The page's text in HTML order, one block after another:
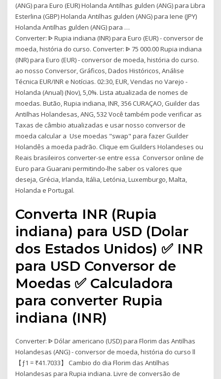
(ANG) para Euro (EUR) Holanda Antilhas gulden (ANG) para Libra
Esterlina (GBP) Holanda Antilhas gulden (ANG) para Iene (JPY)
Holanda Antilhas gulden (ANG) para …
Converter: ᐈ Rupia indiana (INR) para Euro (EUR) - conversor de
moeda, história do curso. Converter: ᐈ 75 000.00 Rupia indiana
(INR) para Euro (EUR) - conversor de moeda, história do curso.
ao nosso Conversor, Gráficos, Dados Históricos, Análise
Técnica EUR/INR e Notícias. 02:30, EUR, Vendas no Varejo -
Holanda (Anual) (Nov), 5,0%. Lista atualizada de nomes de
moedas. Butão, Rupia indiana, INR, 356 CURAÇAO, Guilder das
Antilhas Holandesas, ANG, 532 Você também pode verificar as
Taxas de câmbio atualizadas e usar nosso conversor de
moeda calcular a Use moedas "swap" para fazer Guilder
Holandês a moeda padrão. Clique em Guilders Holandeses ou
Reais brasileiros converter-se entre essa Conversor online de
Euro para Guarani permitindo-lhe saber os valores que
deseja, Grécia, Irlanda, Itália, Letónia, Luxemburgo, Malta,
Holanda e Portugal.
Converta INR (Rupia
indiana) para USD (Dolar
dos Estados Unidos) ✅ INR
para USD Conversor de
Moedas ✅ Calculadora
para converter Rupia
indiana (INR)
Converter: ᐈ Dólar americano (USD) para Florim das Antilhas
Holandesas (ANG) - conversor de moeda, história do curso ll
【ƒ1 = ₹41.7033】 Cambio do dia Florim das Antilhas
Holandesas para Rupia indiana. Livre de conversão de